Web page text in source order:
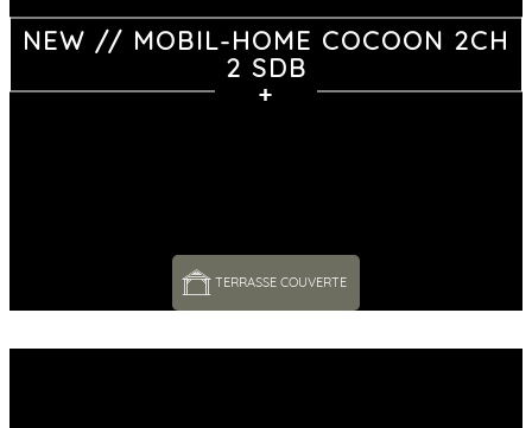
NEW // MOBIL-HOME COCOON 2CH
2 SDB
TERRASSE COUVERTE